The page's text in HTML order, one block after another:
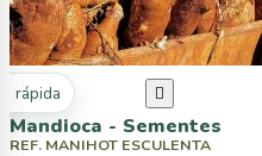
rápida 
Mandioca - Sementes
REF. MANIHOT ESCULENTA